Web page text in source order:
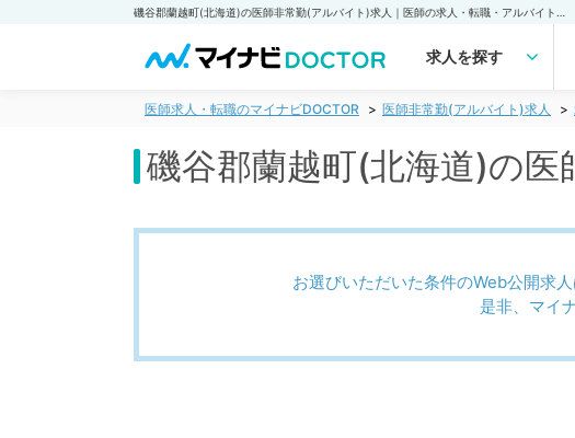
求人を探す
医師求人・転職のマイナビDOCTOR 医師非常勤(アルバイト)求人
磯谷郡蘭越町(北海道)の
お選びいただいた条件のWeb公開求
是非、マイ